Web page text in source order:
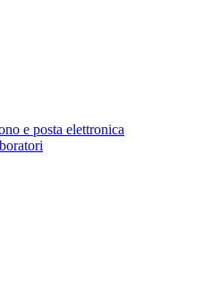
e posta elettronica